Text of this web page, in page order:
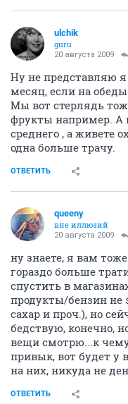
ulchik
guru
20 августа 2009
Ну не представляю
месяц, если на обеды
Мы вот стерлядь
фрукты например. А
среднего , а живете
одна больше трачу.
ОТВЕТИТЬ
queeny
вне иллюзий
20 августа 2009
ну знаете, я вам
гораздо больше
спустить в
продукты/бензин не
сахар и проч.), но
бедствую, конечно,
вещи смотрю...к
привык, вот будет у
на них, никуда не
ОТВЕТИТЬ